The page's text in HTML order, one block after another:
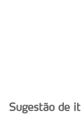
Sugestão de